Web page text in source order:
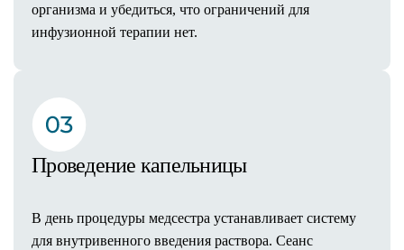
Mommy Makeover
Ушивание диастаза
Косметология в операционной
Стоимость услуг
Флебология
организма и убедиться, что ограничений для
инфузионной терапии нет.
Проведение капельницы
В день процедуры медсестра устанавливает систему
для внутривенного введения раствора. Сеанс